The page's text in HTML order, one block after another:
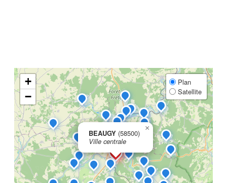
BEAUGY (58500)
Ville centrale
×
+
−
Plan
Satellite